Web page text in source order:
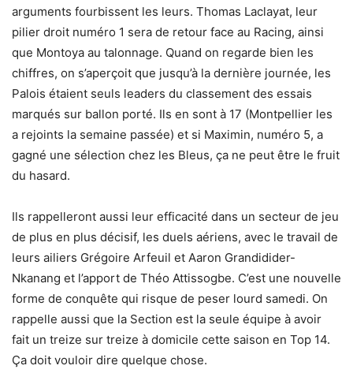
arguments fourbissent les leurs. Thomas Laclayat, leur
pilier droit numéro 1 sera de retour face au Racing, ainsi
que Montoya au talonnage. Quand on regarde bien les
chiffres, on s’aperçoit que jusqu’à la dernière journée, les
Palois étaient seuls leaders du classement des essais
marqués sur ballon porté. Ils en sont à 17 (Montpellier les
a rejoints la semaine passée) et si Maximin, numéro 5, a
gagné une sélection chez les Bleus, ça ne peut être le fruit
du hasard.
Ils rappelleront aussi leur efficacité dans un secteur de jeu
de plus en plus décisif, les duels aériens, avec le travail de
leurs ailiers Grégoire Arfeuil et Aaron Grandidider-
Nkanang et l’apport de Théo Attissogbe. C’est une nouvelle
forme de conquête qui risque de peser lourd samedi. On
rappelle aussi que la Section est la seule équipe à avoir
fait un treize sur treize à domicile cette saison en Top 14.
Ça doit vouloir dire quelque chose.